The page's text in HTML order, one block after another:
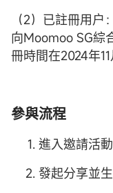
（2）已註冊用
向Moomoo SG綜
冊時間在2024年
參與流程
進入邀請活
發起分享並